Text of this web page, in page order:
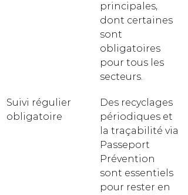
principales,
dont certaines
sont
obligatoires
pour tous les
secteurs.
Suivi régulier
obligatoire
Des recyclages
périodiques et
la traçabilité via
Passeport
Prévention
sont essentiels
pour rester en